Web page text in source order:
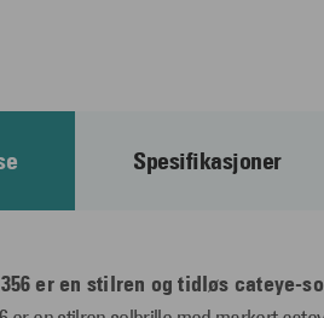
Spesifikasjoner
er en stilren og tidløs cateye-